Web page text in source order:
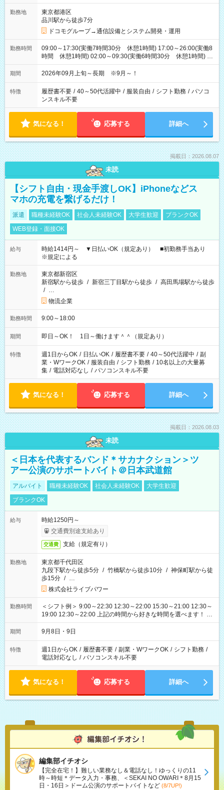
勤務地
東京都港区
品川駅から徒歩7分
ドコモグループ→通信設備とシステム開発・運用
勤務時間
09:00～17:30(実働7時間30分 休憩1時間) 17:00～26:00(実働8
時間 休憩1時間) 02:00～09:30(実働6時間30分 休憩1時間) ※
日勤は就業時間1/夜勤は就業時間2.3を連続で行って頂きます
期間 2026年09月上旬～長期 ※9月～！
特徴 履歴書不要 / 40～50代活躍中 / 服装自由 / シフト勤務 / パソコ
ンスキル不要
気になる！ 応募する 詳細へ
掲載日：2026.08.07
未読
【シフト自由・現金手渡しOK】iPhoneなどス
マホの充電を繋げるだけ！
派遣 職種未経験OK 社会人未経験OK 大学生歓迎
ブランクOK
WEB登録・面接OK
給与
時給1414円～ ▼日払いOK（規定あり） ■初勤務手当あり
※規定による
勤務地
東京都新宿区
新宿駅から徒歩 / 新宿三丁目駅から徒歩 / 高田馬場駅から徒歩
/ …
物流企業
勤務時間 9:00～18:00
期間 即日～OK！ 1日～働けます＾＾（規定あり）
特徴 週1日からOK / 日払いOK / 履歴書不要 / 40～50代活躍中 / 副
業・WワークOK / 服装自由 / シフト勤務 / 10名以上の大量募
集 / 電話対応なし / パソコンスキル不要
気になる！ 応募する 詳細へ
掲載日：2026.08.03
未読
＜日本を代表するバンド＊サカナクション＞ツ
アー公演のサポートバイト＠日本武道館
アルバイト 職種未経験OK 社会人未経験OK
大学生歓迎
ブランクOK
給与
時給1250円～
交通費別途支給あり
交通費 支給（規定有り）
勤務地
東京都千代田区
九段下駅から徒歩5分 / 竹橋駅から徒歩10分 / 神保町駅から徒
歩15分 / …
株式会社ライブパワー
勤務時間
＜シフト例＞ 9:00～22:30 12:30～22:00 15:30～21:00 12:30～
19:00 12:30～22:00 上記の時間から好きな時間を選べます！ ※
時間は変更となる可能性があります
期間 9月8日・9日
特徴 週1日からOK / 履歴書不要 / 副業・WワークOK / シフト勤務 /
電話対応なし / パソコンスキル不要
気になる！ 応募する 詳細へ
編集部イチオシ
【完全在宅！】難しい業務なし＆電話なし！ゆっくりの11
時～時短＊データ入力・事務、＜SEKAI NO OWARI＊8月15
日・16日＞ドーム公演のサポートバイトなど (8/7UP!)